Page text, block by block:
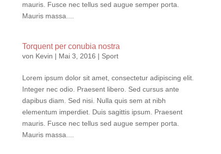
mauris. Fusce nec tellus sed augue semper porta.
Mauris massa....
Torquent per conubia nostra
von Kevin | Mai 3, 2016 | Sport
Lorem ipsum dolor sit amet, consectetur adipiscing elit.
Integer nec odio. Praesent libero. Sed cursus ante
dapibus diam. Sed nisi. Nulla quis sem at nibh
elementum imperdiet. Duis sagittis ipsum. Praesent
mauris. Fusce nec tellus sed augue semper porta.
Mauris massa....